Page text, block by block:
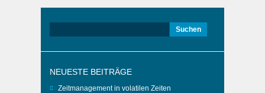
nach:
NEUESTE BEITRÄGE
Zeitmanagement in volatilen Zeiten